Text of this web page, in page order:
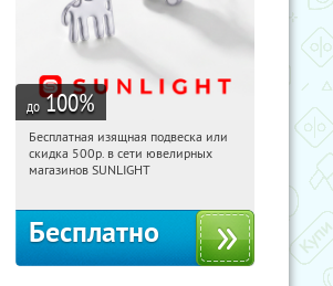
до 100%
07:22:31 Получили:
Россия
Бесплатная изящная подвеска или
скидка 500р. в сети ювелирных
магазинов SUNLIGHT
Бесплатно